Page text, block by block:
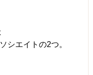
シエイトの2つ。